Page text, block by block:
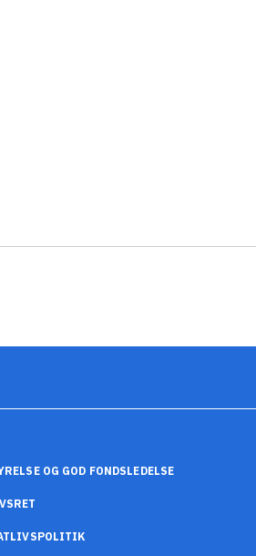
OG GOD FONDSLEDELSE